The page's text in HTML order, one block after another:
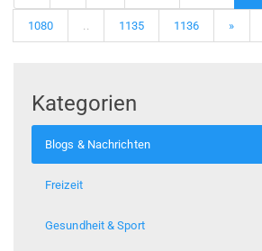
1080 .. 1135 1136 »
Kategorien
Blogs & Nachrichten
Freizeit
Gesundheit & Sport